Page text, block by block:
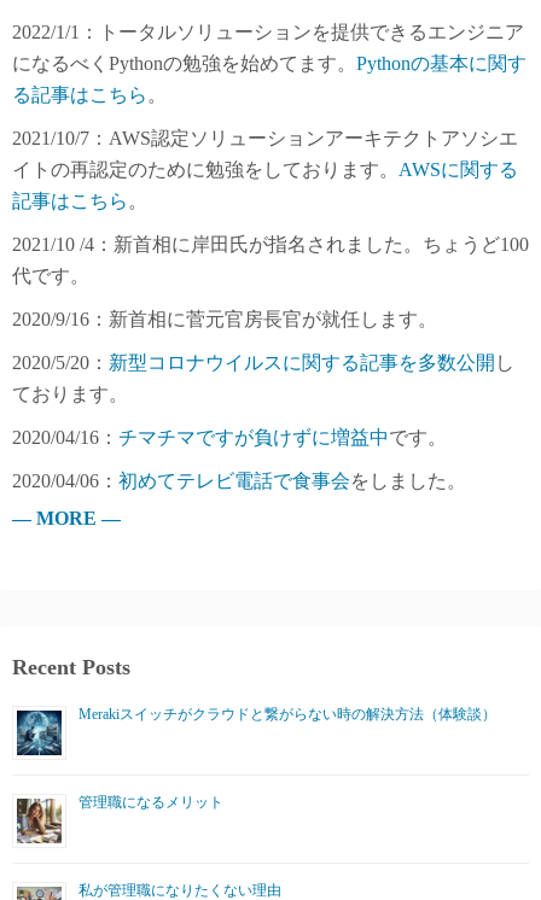
2022/1/1：トータルソリューションを提供できるエンジニア
になるべくPythonの勉強を始めてます。 Pythonの基本に関す
る記事はこちら 。
2021/10/7：AWS認定ソリューションアーキテクトアソシエ
イトの再認定のために勉強をしております。 AWSに関する
記事はこちら 。
2021/10 /4：新首相に岸田氏が指名されました。ちょうど100
代です。
2020/9/16：新首相に菅元官房長官が就任します。
2020/5/20： 新型コロナウイルスに関する記事を多数公開 し
ております。
2020/04/16： チマチマですが負けずに増益中です。
2020/04/06： 初めてテレビ電話で食事会をしました。
— MORE —
Recent Posts
Merakiスイッチがクラウドと繋がらない時の解決方法（体験談）
管理職になるメリット
私が管理職になりたくない理由